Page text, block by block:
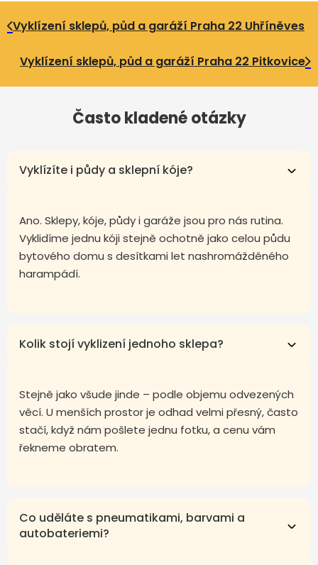
Vyklízení sklepů, půd a garáží Praha 22 Uhříněves
Vyklízení sklepů, půd a garáží Praha 22 Pitkovice
Často kladené otázky
Vyklízíte i půdy a sklepní kóje?
Ano. Sklepy, kóje, půdy i garáže jsou pro nás rutina.
Vyklidíme jednu kóji stejně ochotně jako celou půdu
bytového domu s desítkami let nashromážděného
harampádí.
Kolik stojí vyklizení jednoho sklepa?
Stejně jako všude jinde – podle objemu odvezených
věcí. U menších prostor je odhad velmi přesný, často
stačí, když nám pošlete jednu fotku, a cenu vám
řekneme obratem.
Co uděláte s pneumatikami, barvami a
autobateriemi?